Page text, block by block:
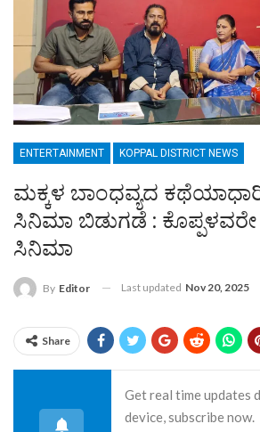
ENTERTAINMENT KOPPAL DISTRICT NEWS
ಮಕ್ಕಳ ಬಾಂಧವ್ಯದ
ಸಿನಿಮಾ ಬಿಡುಗಡೆ :
ಸಿನಿಮಾ
By Editor Last updated Nov 20, 2025
Share
Get real time updates
device, subscribe now.